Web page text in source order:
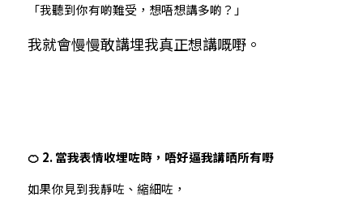
「我聽到你有啲難受，想唔想講多啲？」
我就會慢慢敢講埋我真正想講嘅嘢。
🍊 2. 當我表情收埋咗時，唔好逼我講晒所有嘢
如果你見到我靜咗、縮細咗，